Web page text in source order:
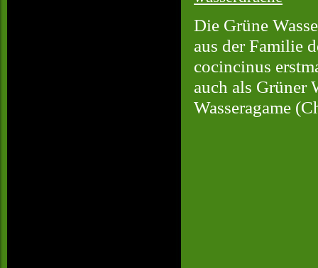
Die Grüne
aus der Familie
cocincinus
auch als Grüner
Wasseragame